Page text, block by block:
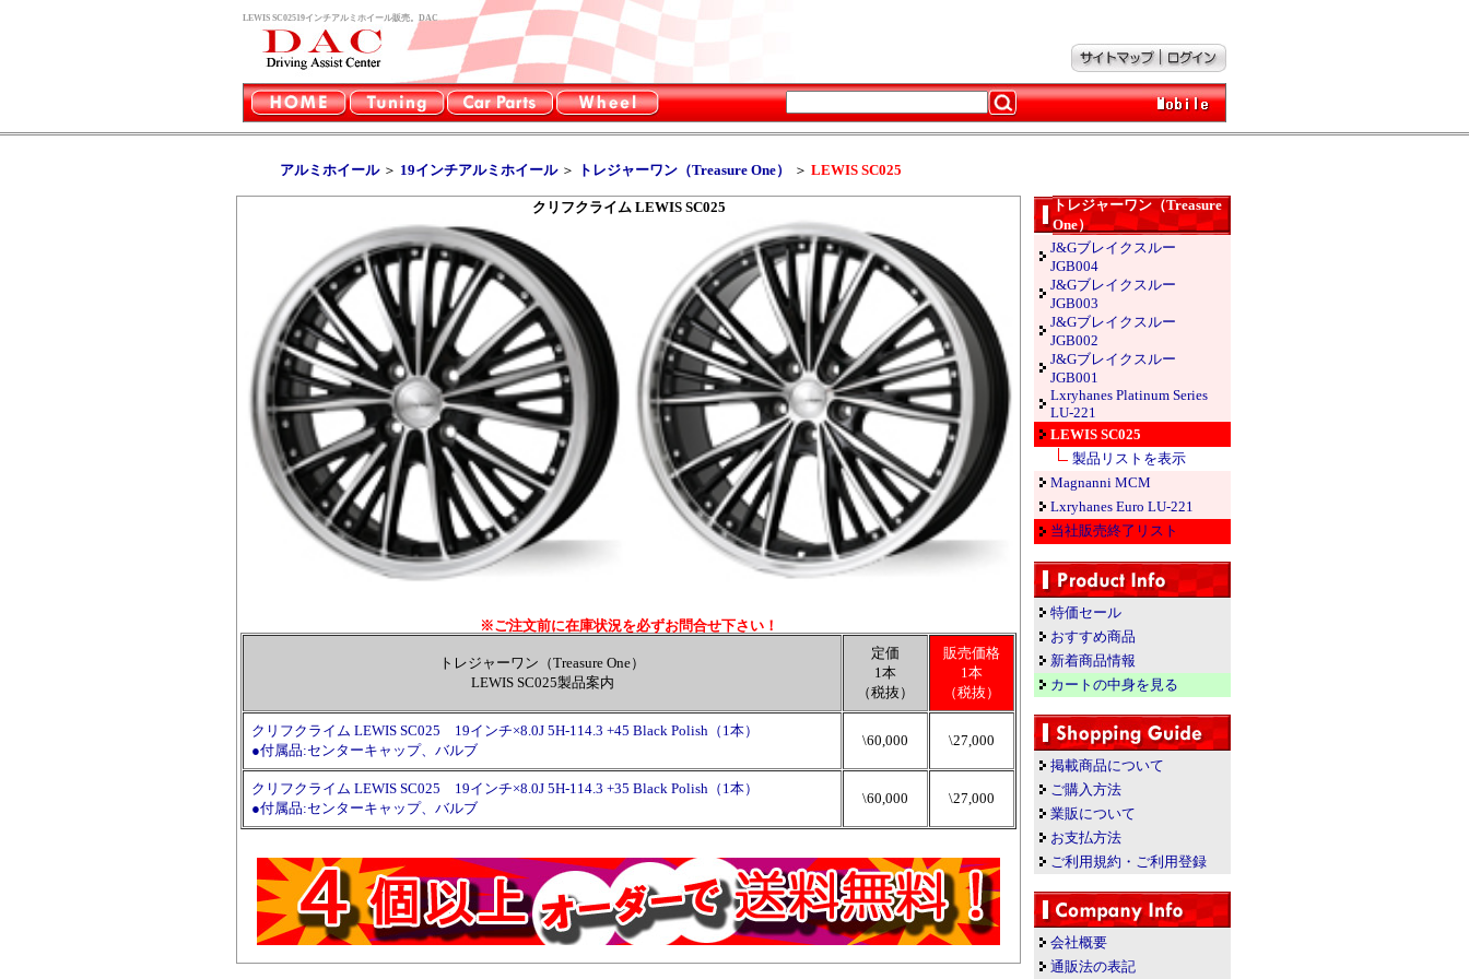
LEWIS SC02519インチアルミホイール販売。DAC
アルミホイール＞ 19インチアルミホイール＞ トレジャーワン（Treasure One） ＞ LEWIS SC025
クリフクライム LEWIS SC025
※ご注文前に在庫状況を必ずお問合せ下さい！
トレジャーワン（Treasure One）
LEWIS SC025製品案内
定価
1本
（税抜）
販売価格
1本
（税抜）
クリフクライム LEWIS SC025 19インチ×8.0J 5H-114.3 +45 Black Polish（1本）
●付属品:センターキャップ、バルブ
\60,000 \27,000
クリフクライム LEWIS SC025 19インチ×8.0J 5H-114.3 +35 Black Polish（1本）
●付属品:センターキャップ、バルブ
\60,000 \27,000
トレジャーワン（Treasure
One）
J&Gブレイクスルー
JGB004
J&Gブレイクスルー
JGB003
J&Gブレイクスルー
JGB002
J&Gブレイクスルー
JGB001
Lxryhanes Platinum Series
LU-221
LEWIS SC025
製品リストを表示
Magnanni MCM
Lxryhanes Euro LU-221
当社販売終了リスト
特価セール
おすすめ商品
新着商品情報
カートの中身を見る
掲載商品について
ご購入方法
業販について
お支払方法
ご利用規約・ご利用登録
会社概要
通販法の表記